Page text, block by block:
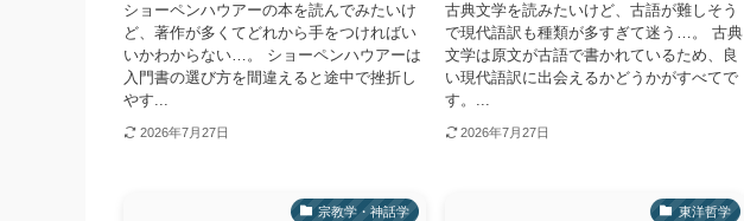
ショーペンハウアーの本を読んでみたいけ
ど、著作が多くてどれから手をつければい
いかわからない…。 ショーペンハウアーは
入門書の選び方を間違えると途中で挫折し
やす...
2026年7月27日
古典文学を読みたいけど、古語が難しそう
で現代語訳も種類が多すぎて迷う…。 古典
文学は原文が古語で書かれているため、良
い現代語訳に出会えるかどうかがすべてで
す。...
2026年7月27日
宗教学・神話学 東洋哲学